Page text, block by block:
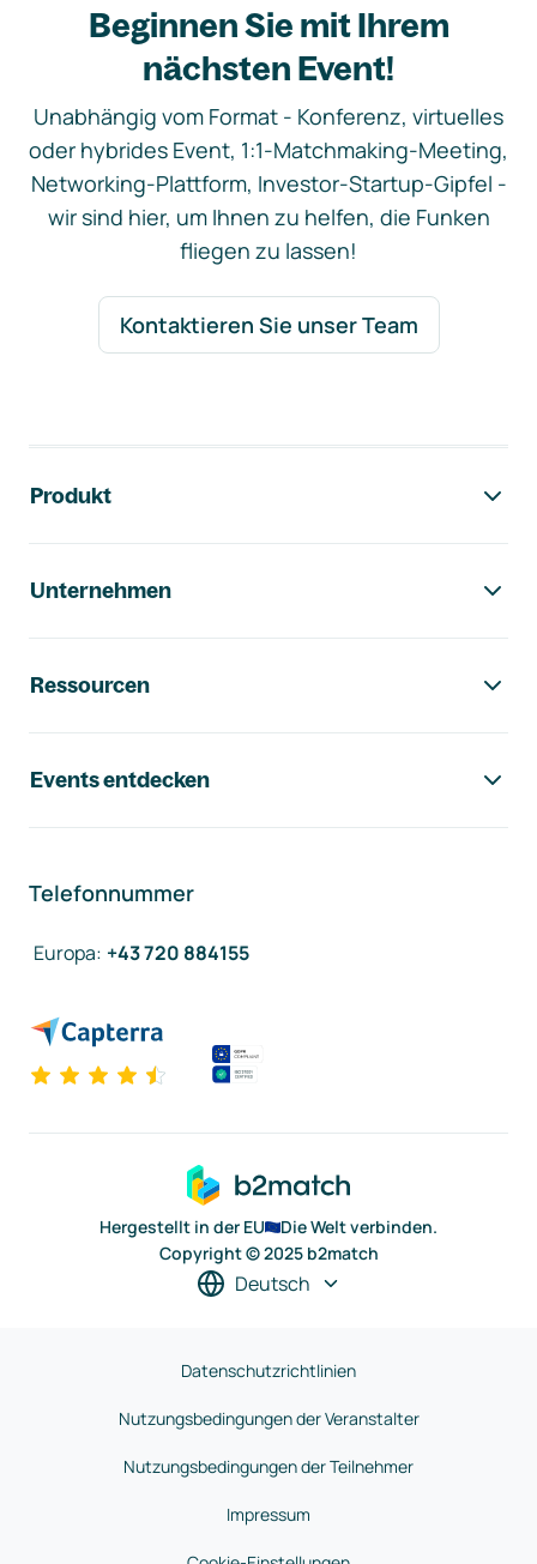
Beginnen Sie mit Ihrem
nächsten Event!
Unabhängig vom Format - Konferenz, virtuelles
oder hybrides Event, 1:1-Matchmaking-Meeting,
Networking-Plattform, Investor-Startup-Gipfel -
wir sind hier, um Ihnen zu helfen, die Funken
fliegen zu lassen!
Kontaktieren Sie unser Team
Produkt
Unternehmen
Ressourcen
Events entdecken
Telefonnummer
Europa: +43 720 884155
Hergestellt in der EU
Die Welt verbinden.
Copyright © 2025 b2match
Deutsch
Datenschutzrichtlinien
Nutzungsbedingungen der Veranstalter
Nutzungsbedingungen der Teilnehmer
Impressum